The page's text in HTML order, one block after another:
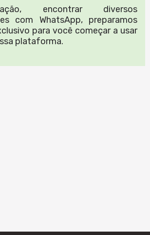
encontrar diversos
com WhatsApp, preparamos
para você começar a usar
plataforma.